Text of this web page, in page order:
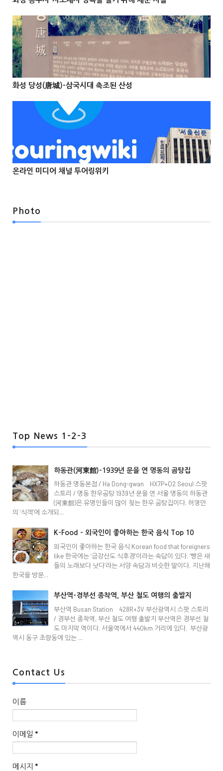
 

화성 당성(唐城)-삼국시대 축조된 산성
 

@Info
온라인 미디어 채널 투어링위키
Photo
Top News 1-2-3
하동관(河東館)-1939년 문을 연 명동의 곰탕집
하동관 명동본점 / Ha Dong-gwan HX7P+Q2 Seoul 스팟
스토리 / 명동 한우곰탕 1939년 문을 연 서울 명동의 하동관
(河東館)은 유명인들이 많이 찾는 한우 곰탕집이다. 허영만
의 ‘식객’에 소개되...
K-Food - 외국인이 좋아하는 한국 음식 Top 10
외국인이 좋아하는 한국 음식 Korean food that foreigners
like 한국에는 ‘금강산도 식후경’이라는 속담이 있다. ‘빵은 새
들의 노래보다 낫다’라는 서양 속담과 비슷한 말이다. 지난해
한국을 방문...
부산역-경부선 종착역, 부산 철도 여행의 출발지
부산역 Busan Station 428R+3V 부산광역시 스팟 스토리
/ 경부선 종착역, 부산 철도 여행 출발지 부산역은 경부선 철
도 마지막 역이다. 서울역에서 440km 거리에 있다. 부산광
역시 동구 초량동에 있는 ...
Contact Us
이름
이메일 *
메시지 *